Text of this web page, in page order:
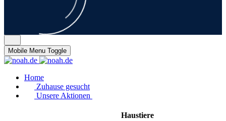
Mobile Menu Toggle
Home
Zuhause gesucht
Unsere Aktionen
Haustiere